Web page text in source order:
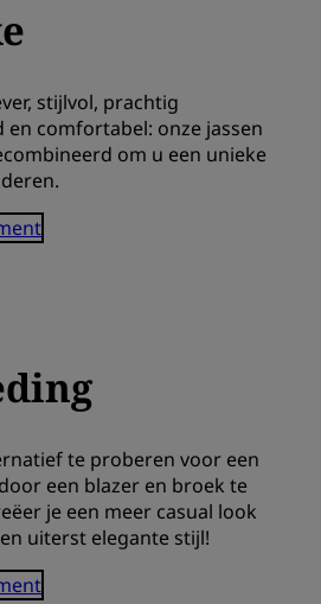
stijlvol, prachtig
en comfortabel: onze jassen
om u een unieke
te proberen voor een
een blazer en broek te
je een meer casual look
uiterst elegante stijl!